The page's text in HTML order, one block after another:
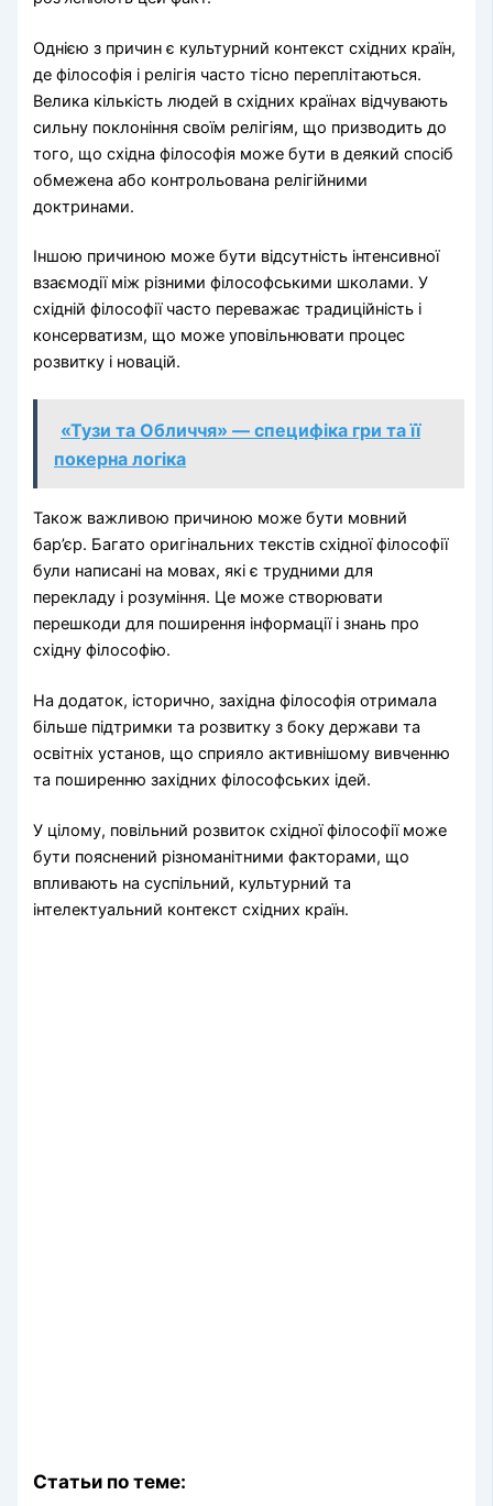
Однією з причин є культурний контекст східних країн,
де філософія і релігія часто тісно переплітаються.
Велика кількість людей в східних країнах відчувають
сильну поклоніння своїм релігіям, що призводить до
того, що східна філософія може бути в деякий спосіб
обмежена або контрольована релігійними
доктринами.
Іншою причиною може бути відсутність інтенсивної
взаємодії між різними філософськими школами. У
східній філософії часто переважає традиційність і
консерватизм, що може уповільнювати процес
розвитку і новацій.
«Тузи та Обличчя» — специфіка гри та її
покерна логіка
Також важливою причиною може бути мовний
бар’єр. Багато оригінальних текстів східної філософії
були написані на мовах, які є трудними для
перекладу і розуміння. Це може створювати
перешкоди для поширення інформації і знань про
східну філософію.
На додаток, історично, західна філософія отримала
більше підтримки та розвитку з боку держави та
освітніх установ, що сприяло активнішому вивченню
та поширенню західних філософських ідей.
У цілому, повільний розвиток східної філософії може
бути пояснений різноманітними факторами, що
впливають на суспільний, культурний та
інтелектуальний контекст східних країн.
Статьи по теме: